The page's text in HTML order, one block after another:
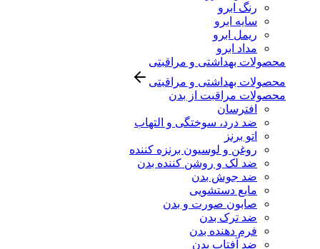
رنگ ابرو
سایه ابرو
ریمل ابرو
مداد ابرو
محصولات بهداشتی و مراقبتی
محصولات بهداشتی و مراقبتی
محصولات مراقبت از بدن
افترسان
ضد درد، سوختگی و التهاب
اتو برنز
روغن و لوسیون برنزه کننده
ضد لک و روشن کننده بدن
ضد جوش بدن
مایع دستشویی
صابون صورت و بدن
ضد ترک بدن
فرم دهنده بدن
ضد آفتاب بدن